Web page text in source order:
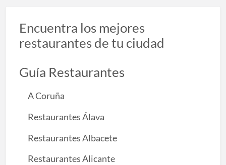
Encuentra los mejores
restaurantes de tu ciudad
Guía Restaurantes
A Coruña
Restaurantes Álava
Restaurantes Albacete
Restaurantes Alicante